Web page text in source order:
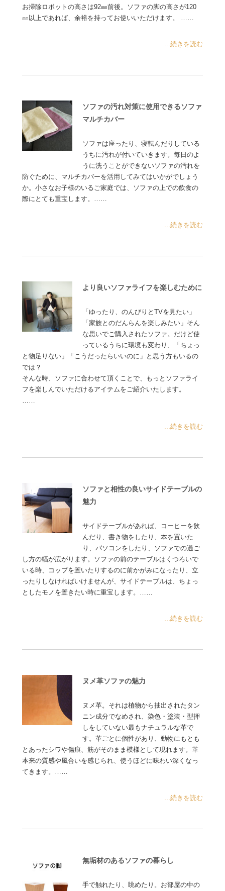
お掃除ロボットの高さは92㎜前後。ソファの脚の高さが120
㎜以上であれば、余裕を持ってお使いいただけます。 ……
...続きを読む
ソファの汚れ対策に使用できるソファ
マルチカバー
ソファは座ったり、寝転んだりしている
うちに汚れが付いていきます。毎日のよ
うに洗うことができないソファの汚れを
防ぐために、マルチカバーを活用してみてはいかがでしょう
か。小さなお子様のいるご家庭では、ソファの上での飲食の
際にとても重宝します。……
...続きを読む
より良いソファライフを楽しむために
「ゆったり、のんびりとTVを見たい」
「家族とのだんらんを楽しみたい」そん
な思いでご購入されたソファ。だけど使
っているうちに環境も変わり、「ちょっ
と物足りない」「こうだったらいいのに」と思う方もいるの
では？
そんな時、ソファに合わせて頂くことで、もっとソファライ
フを楽しんでいただけるアイテムをご紹介いたします。
……
...続きを読む
ソファと相性の良いサイドテーブルの
魅力
サイドテーブルがあれば、コーヒーを飲
んだり、書き物をしたり、本を置いた
り、パソコンをしたり、ソファでの過ご
し方の幅が広がります。ソファの前のテーブルはくつろいで
いる時、コップを置いたりするのに前かがみになったり、立
ったりしなければいけませんが、サイドテーブルは、ちょっ
としたモノを置きたい時に重宝します。……
...続きを読む
ヌメ革ソファの魅力
ヌメ革。それは植物から抽出されたタン
ニン成分でなめされ、染色・塗装・型押
しをしていない最もナチュラルな革で
す。革ごとに個性があり、動物にもとも
とあったシワや傷痕、筋がそのまま模様として現れます。革
本来の質感や風合いを感じられ、使うほどに味わい深くなっ
てきます。……
...続きを読む
無垢材のあるソファの暮らし
手で触れたり、眺めたり。お部屋の中の